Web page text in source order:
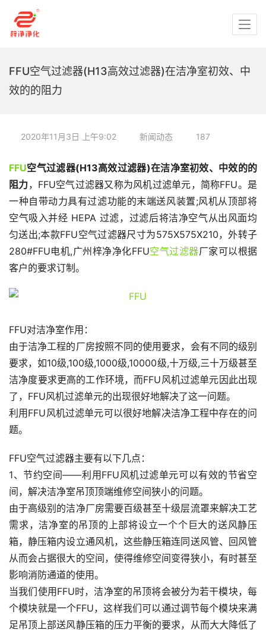
FFU空气过滤器(H13高效过滤器)在洁净室初效、中
效的的阻力
2020年11月3日 上午9:02 新闻动态 187
FFU空气过滤器(H13高效过滤器)在洁净室初效、中效的的
阻力，FFU空气过滤器又称为风机过滤单元，简称FFU。是
一种自带动力具有过滤功能的末端送风装置;风机从顶部将
空气吸入并经 HEPA 过滤，过滤后将洁净空气从出风面均
匀送出;本款FFU空气过滤器尺寸为575X575X210，外转子
280#FFU电机,广州梓净净化FFU空气过滤器厂家可以根据
客户的要求订制。
FFU对洁净室作用：
由于洁净工程的厂房按照不同的使用要求，会有不同的级别
要求，如10级,100级,1000级,10000级,十万级,三十万级甚至
洁净度要求更高的工作环境，而FFU风机过滤单元因此出现
了，FFU风机过滤单元的出现很好地解决了这一问题。
利用FFU风机过滤单元可以很好地解决洁净工程中存在的问
题。
FFU空气过滤器主要有以下几点：
1、节约空间——利用FFU风机过滤单元可以有效的节省空
间，解决洁净室吊顶顶端维修空间狭小的问题。
由于高级别的洁净厂房需要百级甚至十级层流罩来解决工艺
需求，洁净室的吊顶的上部将设立一个个巨大的送风静压
箱，静压箱内设立通风机，这些静压箱连同送风管、回风管
从而会占据很大的空间，使得维修空间变得狭小，有时甚至
影响消防通道的使用。
当我们使用FFU时，洁净室的吊顶将会被分为若干模块，每
个模块就是一个FFU，这样我们可以通过调节每个模块来满
足吊顶上部送风静压箱的压力平衡的要求，从而大大降低了